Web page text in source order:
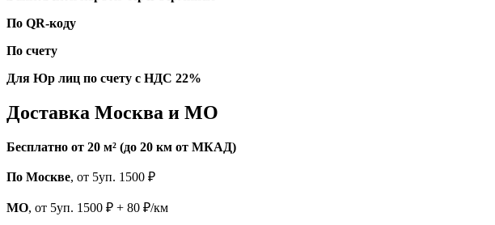
По QR-коду
По счету
Для Юр лиц по счету с НДС 22%
Доставка Москва и МО
Бесплатно от 20 м² (до 20 км от МКАД)
По Москве, от 5уп. 1500 ₽
МО, от 5уп. 1500 ₽ + 80 ₽/км